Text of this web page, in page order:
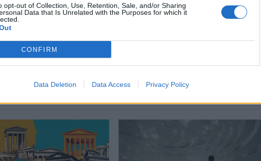
opt-out of Collection, Use, Retention, Sale, and/or Sharing
Data that Is Unrelated with the Purposes for which it
CONFIRM
Data Deletion Data Access Privacy Policy
,πολεμική μηχανή,Τεχνητή Νοημοσύνη
Δείτε επίσης